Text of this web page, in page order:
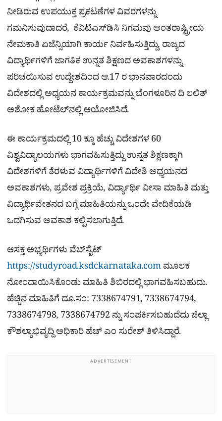
ನೀಡಿರುವ ಉಪಯುಕ್ತ ಪ್ರಕಟಣೆಗಳ ವಿವರಗಳನ್ನು
ಗಮನಿಸುವುದಾದರೆ, ಕೆವಿಟಿಎಸ್‌ಡಿಸಿ ನಿಗಮವು ಅಂತರಾಷ್ಟ್ರೀಯ
ನೇಮಕಾತಿ ಏಜೆನ್ಸಿಯಾಗಿ ಕಾರ್ಯ ನಿರ್ವಹಿಸುತ್ತಿದ್ದು, ರಾಜ್ಯದ
ವಿದ್ಯಾರ್ಥಿಗಳಿಗೆ ಜಾಗತಿಕ ಉನ್ನತ ಶಿಕ್ಷಣದ ಅವಕಾಶಗಳನ್ನು
ಪರಿಚಯಿಸುವ ಉದ್ದೇಶದಿಂದ ಆ.17 ರ ಭಾನವಾರದಂದು
ವಿದೇಶದಲ್ಲಿ ಅಧ್ಯಯನ ಕಾರ್ಯಕ್ರಮವನ್ನು ಬೆಂಗಳೂರಿನ ದಿ ಲಲಿತ್
ಅಶೋಕ ಹೋಟೆಲ್‌ನಲ್ಲಿ ಆಯೋಜಿಸಿದೆ.
ಈ ಕಾರ್ಯಕ್ರಮದಲ್ಲಿ 10 ಕ್ಕೂ ಹೆಚ್ಚು ವಿದೇಶಗಳ 60
ವಿಶ್ವವಿದ್ಯಾಲಯಗಳು ಭಾಗವಹಿಸುತ್ತಿದ್ದು ಉನ್ನತ ಶಿಕ್ಷಣಕ್ಕಾಗಿ
ವಿದೇಶಗಳಿಗೆ ತೆರಳುವ ವಿದ್ಯಾರ್ಥಿಗಳಿಗೆ ವಿದೇಶಿ ಅಧ್ಯಯನದ
ಅವಕಾಶಗಳು, ಪ್ರವೇಶ ಪ್ರಕ್ರಿಯೆ, ವಿರ್ದ್ಯಾರ್ಥಿ ವೀಸಾ ಮಾಹಿತಿ ಮತ್ತು
ವಿದ್ಯಾರ್ಥಿವೇತನದ ಬಗ್ಗೆ ಮಾಹಿತಿಯನ್ನು ಒಂದೇ ವೇದಿಕೆಯಡಿ
ಒದಗಿಸುವ ಅವಕಾಶ ಕಲ್ಪಿಸಲಾಗುತ್ತಿದೆ.
ಆಸಕ್ತ ಅಭ್ಯರ್ಥಿಗಳು ವೆಬ್‌ಸೈಟ್
https://studyroad.ksdckarnataka.comಮೂಲಕ
ನೋಂದಾಯಿಸಿಕೊಂಡು ಮಾಹಿತಿ ಶಿಬಿರದಲ್ಲಿ ಭಾಗವಹಿಸಬಹುದು.
ಹೆಚ್ಚಿನ ಮಾಹಿತಿಗೆ ದೂ.ಸಂ: 7338674791, 7338674794,
7338674798, 7338674792 ನ್ನು ಸಂಪರ್ಕಿಸಬಹುದೆದು ಜಿಲ್ಲಾ
ಕೌಶಲ್ಯಾಭಿವೃದ್ದಿ ಅಧಿಕಾರಿ ಹೆಚ್ ಎಂ ಸುರೇಶ್ ತಿಳಿಸಿದ್ದಾರೆ.
ADVERTISEMENT